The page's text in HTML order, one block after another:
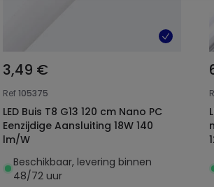
3,49 €
Ref105375
LED Buis T8 G13 120 cm Nano PC
Eenzijdige Aansluiting 18W 140
lm/W
Beschikbaar, levering binnen
48/72 uur